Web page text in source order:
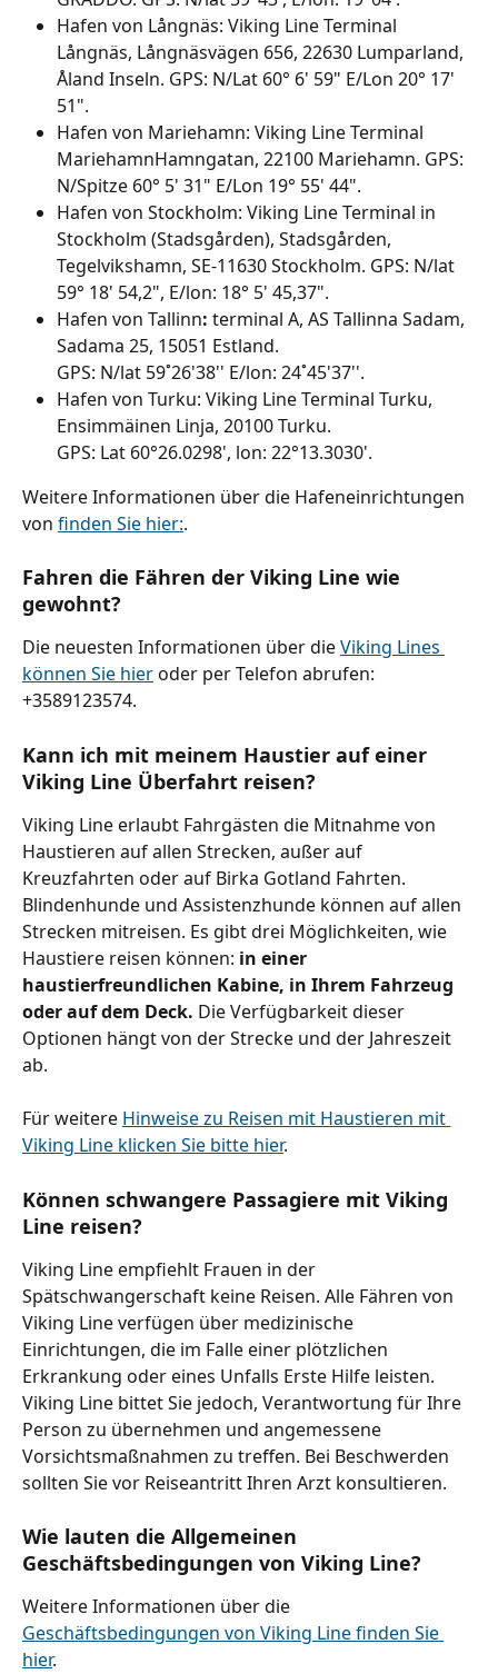
Hafen von Långnäs: Viking Line Terminal
Långnäs, Långnäsvägen 656, 22630 Lumparland,
Åland Inseln. GPS: N/Lat 60° 6' 59" E/Lon 20° 17'
51".
Hafen von Mariehamn: Viking Line Terminal
MariehamnHamngatan, 22100 Mariehamn. GPS:
N/Spitze 60° 5' 31" E/Lon 19° 55' 44".
Hafen von Stockholm: Viking Line Terminal in
Stockholm (Stadsgården), Stadsgården,
Tegelvikshamn, SE-11630 Stockholm. GPS: N/lat
59° 18' 54,2", E/lon: 18° 5' 45,37".
Hafen von Tallinn: terminal A, AS Tallinna Sadam,
Sadama 25, 15051 Estland.
GPS: N/lat 59˚26'38'' E/lon: 24˚45'37''.
Hafen von Turku: Viking Line Terminal Turku,
Ensimmäinen Linja, 20100 Turku.
GPS: Lat 60°26.0298', lon: 22°13.3030'.
Weitere Informationen über die Hafeneinrichtungen
von finden Sie hier:.
Fahren die Fähren der Viking Line wie
gewohnt?
Die neuesten Informationen über die Viking Lines
können Sie hier oder per Telefon abrufen:
+3589123574.
Kann ich mit meinem Haustier auf einer
Viking Line Überfahrt reisen?
Viking Line erlaubt Fahrgästen die Mitnahme von
Haustieren auf allen Strecken, außer auf
Kreuzfahrten oder auf Birka Gotland Fahrten.
Blindenhunde und Assistenzhunde können auf allen
Strecken mitreisen. Es gibt drei Möglichkeiten, wie
Haustiere reisen können: in einer
haustierfreundlichen Kabine, in Ihrem Fahrzeug
oder auf dem Deck. Die Verfügbarkeit dieser
Optionen hängt von der Strecke und der Jahreszeit
ab.
Für weitere Hinweise zu Reisen mit Haustieren mit
Viking Line klicken Sie bitte hier.
Können schwangere Passagiere mit Viking
Line reisen?
Viking Line empfiehlt Frauen in der
Spätschwangerschaft keine Reisen. Alle Fähren von
Viking Line verfügen über medizinische
Einrichtungen, die im Falle einer plötzlichen
Erkrankung oder eines Unfalls Erste Hilfe leisten.
Viking Line bittet Sie jedoch, Verantwortung für Ihre
Person zu übernehmen und angemessene
Vorsichtsmaßnahmen zu treffen. Bei Beschwerden
sollten Sie vor Reiseantritt Ihren Arzt konsultieren.
Wie lauten die Allgemeinen
Geschäftsbedingungen von Viking Line?
Weitere Informationen über die
Geschäftsbedingungen von Viking Line finden Sie
hier.